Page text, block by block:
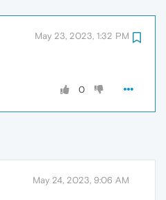
May 23, 2023, 1:32 PM
0
May 24, 2023, 9:06 AM